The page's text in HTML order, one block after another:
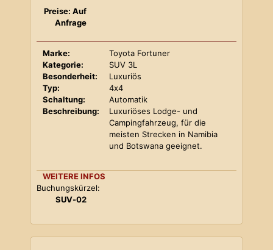
Preise: Auf
Anfrage
Marke:
Toyota Fortuner
Kategorie:
SUV 3L
Besonderheit:
Luxuriös
Typ:
4x4
Schaltung:
Automatik
Beschreibung:
Luxuriöses Lodge- und
Campingfahrzeug, für die
meisten Strecken in Namibia
und Botswana geeignet.
WEITERE INFOS
Buchungskürzel:
SUV-02